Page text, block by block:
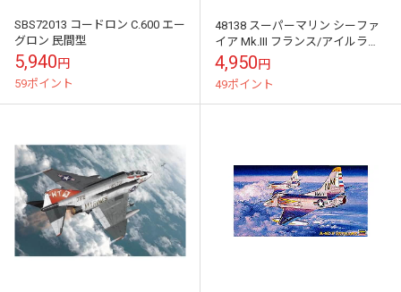
SBS72013 コードロン C.600 エー
グロン 民間型
5,940円
59ポイント
48138 スーパーマリン シーファ
イア Mk.III フランス/アイルラン
ド
4,950円
49ポイント